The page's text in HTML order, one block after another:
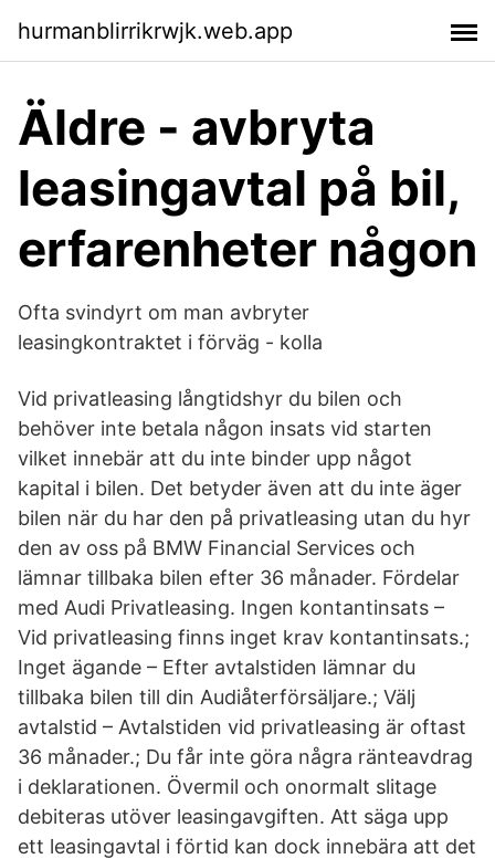
hurmanblirrikrwjk.web.app
Äldre - avbryta
leasingavtal på bil,
erfarenheter någon
Ofta svindyrt om man avbryter
leasingkontraktet i förväg - kolla
Vid privatleasing långtidshyr du bilen och
behöver inte betala någon insats vid starten
vilket innebär att du inte binder upp något
kapital i bilen. Det betyder även att du inte äger
bilen när du har den på privatleasing utan du hyr
den av oss på BMW Financial Services och
lämnar tillbaka bilen efter 36 månader. Fördelar
med Audi Privatleasing. Ingen kontantinsats –
Vid privatleasing finns inget krav kontantinsats.;
Inget ägande – Efter avtalstiden lämnar du
tillbaka bilen till din Audiåterförsäljare.; Välj
avtalstid – Avtalstiden vid privatleasing är oftast
36 månader.; Du får inte göra några ränteavdrag
i deklarationen. Övermil och onormalt slitage
debiteras utöver leasingavgiften. Att säga upp
ett leasingavtal i förtid kan dock innebära att det